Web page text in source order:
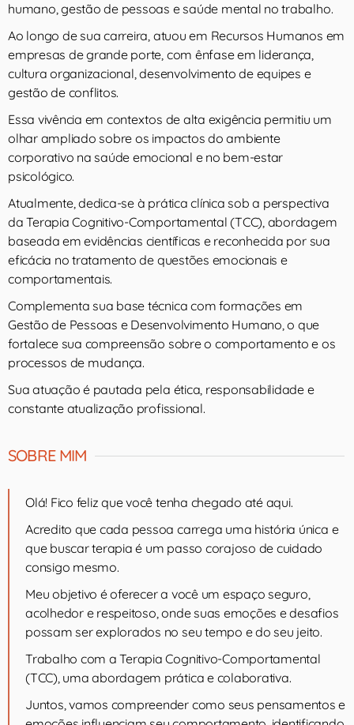
humano, gestão de pessoas e saúde mental no trabalho.
Ao longo de sua carreira, atuou em Recursos Humanos em
empresas de grande porte, com ênfase em liderança,
cultura organizacional, desenvolvimento de equipes e
gestão de conflitos.
Essa vivência em contextos de alta exigência permitiu um
olhar ampliado sobre os impactos do ambiente
corporativo na saúde emocional e no bem-estar
psicológico.
Atualmente, dedica-se à prática clínica sob a perspectiva
da Terapia Cognitivo-Comportamental (TCC), abordagem
baseada em evidências científicas e reconhecida por sua
eficácia no tratamento de questões emocionais e
comportamentais.
Complementa sua base técnica com formações em
Gestão de Pessoas e Desenvolvimento Humano, o que
fortalece sua compreensão sobre o comportamento e os
processos de mudança.
Sua atuação é pautada pela ética, responsabilidade e
constante atualização profissional.
SOBRE MIM
Olá! Fico feliz que você tenha chegado até aqui.
Acredito que cada pessoa carrega uma história única e
que buscar terapia é um passo corajoso de cuidado
consigo mesmo.
Meu objetivo é oferecer a você um espaço seguro,
acolhedor e respeitoso, onde suas emoções e desafios
possam ser explorados no seu tempo e do seu jeito.
Trabalho com a Terapia Cognitivo-Comportamental
(TCC), uma abordagem prática e colaborativa.
Juntos, vamos compreender como seus pensamentos e